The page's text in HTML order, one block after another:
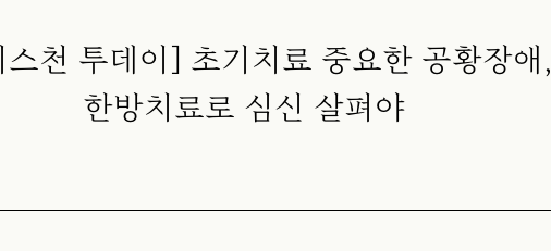
천 투데이] 초기치료 중요한 공황장애,
한방치료로 심신 살펴야